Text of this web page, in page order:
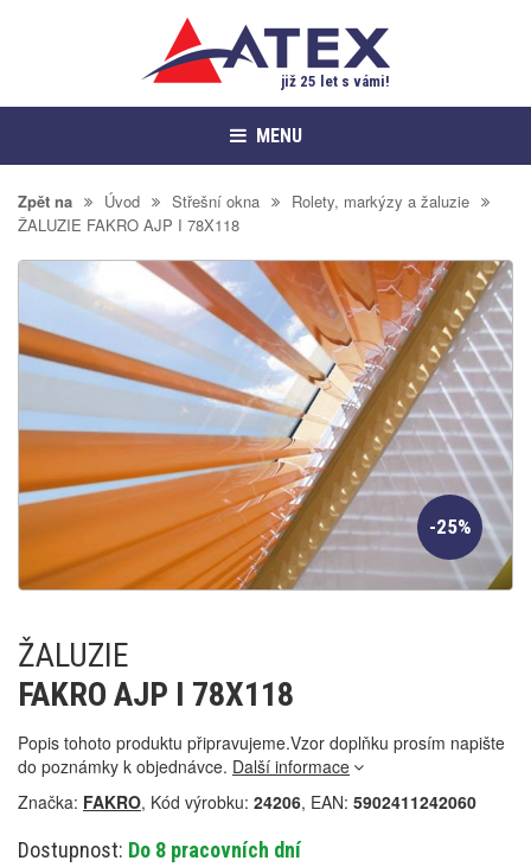
již 25 let s vámi!
MENU
Zpět na Úvod Střešní okna
Rolety, markýzy a žaluzie
ŽALUZIE FAKRO AJP I 78X118
-25%
ŽALUZIE
FAKRO AJP I 78X118
Popis tohoto produktu připravujeme.Vzor doplňku prosím napište
do poznámky k objednávce. Další informace
Značka: FAKRO, Kód výrobku: 24206, EAN: 5902411242060
Dostupnost: Do 8 pracovních dní